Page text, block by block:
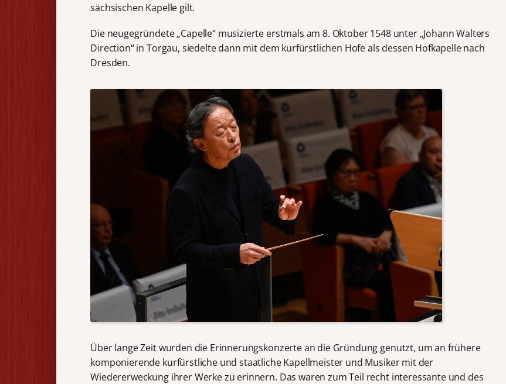
sächsischen Kapelle gilt.
Die neugegründete „Capelle“ musizierte erstmals am 8. Oktober 1548 unter „Johann Walters
Direction“ in Torgau, siedelte dann mit dem kurfürstlichen Hofe als dessen Hofkapelle nach
Dresden.
Über lange Zeit wurden die Erinnerungskonzerte an die Gründung genutzt, um an frühere
komponierende kurfürstliche und staatliche Kapellmeister und Musiker mit der
Wiedererweckung ihrer Werke zu erinnern. Das waren zum Teil recht interessante und des